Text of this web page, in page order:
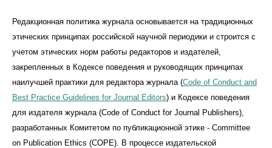
Редакционная политика журнала основывается на традиционных
этических принципах российской научной периодики и строится с
учетом этических норм работы редакторов и издателей,
закрепленных в Кодексе поведения и руководящих принципах
наилучшей практики для редактора журнала (Code of Conduct and
Best Practice Guidelines for Journal Editors) и Кодексе поведения
для издателя журнала (Code of Conduct for Journal Publishers),
разработанных Комитетом по публикационной этике - Committee
on Publication Ethics (COPE). В процессе издательской